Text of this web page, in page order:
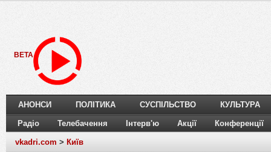
BETA
АНОНСИ ПОЛІТИКА СУСПІЛЬСТВО КУЛЬТУРА
Радіо Телебачення Інтерв'ю Акції Конференції
vkadri.com > Київ